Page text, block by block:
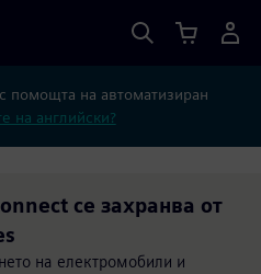
помощта на автоматизиран
на английски?
се захранва от
на електромобили и